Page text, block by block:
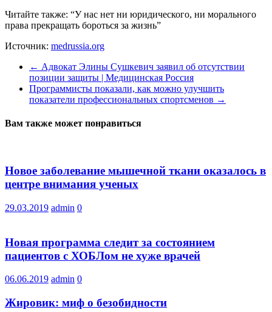
Читайте также: “У нас нет ни юридического, ни морального
права прекращать бороться за жизнь”
Источник: medrussia.org
← Адвокат Элины Сушкевич заявил об отсутствии
позиции защиты | Медицинская Россия
Программисты показали, как можно улучшить
показатели профессиональных спортсменов →
Вам также может понравиться
Новое заболевание мышечной ткани оказалось в
центре внимания ученых
29.03.2019 admin 0
Новая программа следит за состоянием
пациентов с ХОБЛом не хуже врачей
06.06.2019 admin 0
Жировик: миф о безобидности